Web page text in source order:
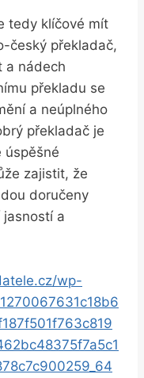
tedy klíčové mít
český překladač,
a nádech
překladu se
a neúplného
překladač je
úspěšné
zajistit, že
doručeny
jasností a
wp-